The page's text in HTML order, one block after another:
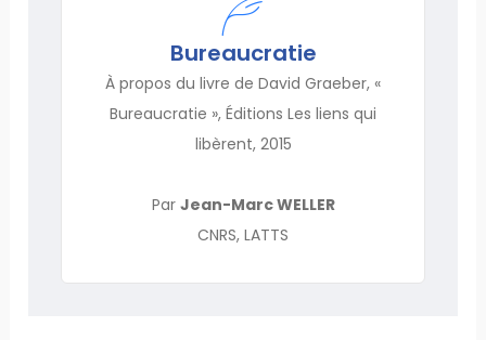
Bureaucratie
À propos du livre de David Graeber, «
Bureaucratie », Éditions Les liens qui
libèrent, 2015
Par Jean-Marc WELLER
CNRS, LATTS